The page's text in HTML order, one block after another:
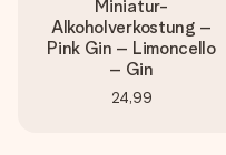
Miniatur-
Alkoholverkostung –
Pink Gin – Limoncello
– Gin
24,99